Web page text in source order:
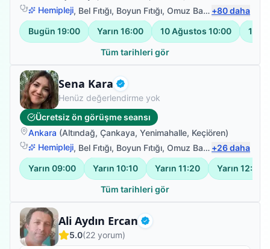
Hemipleji, Bel Fıtığı, Boyun Fıtığı, Omuz Bağ Yaralanması +80daha
Bugün 19:00 Yarın 16:00 10 Ağustos 10:00 10
Tüm tarihleri gör
Sena Kara Doğrulanmış
Fizyoterapist
Henüz değerlendirme yok
Ücretsiz ön görüşme seansı
Ankara (Altındağ, Çankaya, Yenimahalle, Keçiören)
Hemipleji, Bel Fıtığı, Boyun Fıtığı, Omuz Bağ Yaralanması +26daha
Yarın 09:00 Yarın 10:10 Yarın 11:20 Yarın 12:30
Tüm tarihleri gör
Ali Aydın Ercan Doğrulanmış
Fizyoterapist
5.0(22 yorum)